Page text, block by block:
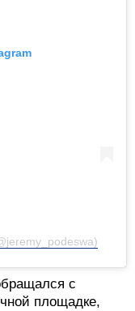
с
площадке,